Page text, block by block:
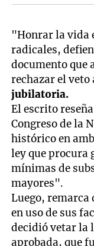
"Honrar la vida
radicales,
documento que
rechazar el veto
jubilatoria.
El escrito
Congreso de la
histórico en
ley que procura
mínimas de
mayores".
Luego, remarca
en uso de sus
decidió vetar la
aprobada, que